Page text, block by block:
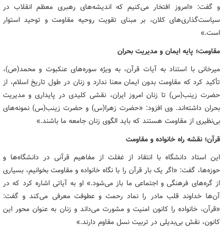
و گفت: «امروز افتخار می‌کنیم که اندیشه‌های رهبری معظم انقلاب در
سیاست‌گذاری‌های کلان، بر مبنای تقویت روحیه مقاومت و توحید استوار
است.»
مقاومت؛ پایه ایمان و مدیریت بحران
میرخانی با استناد به آیات قرآن، به ویژه سوره‌های عنکبوت و محمد(ص)،
تأکید کرد که مقاومت بدون ایمان معنا ندارد و زنان در طول تاریخ اسلام، از
حضرت زینب(س) تا زنان امروز ایران، نقشی کلیدی در پایداری و مدیریت
بحران داشته‌اند. وی افزود: «حضرت زهرا(س) و حضرت زینب(س) نمونه‌های
بی‌نظیری از مقاومت هستند که باید الگوی زنان جامعه ما باشند.»
قرآن؛ نقشه راه خانواده و مقاومت
این استاد دانشگاه با انتقاد از غفلت از مفاهیم قرآنی در دانشگاه‌ها و
حوزه‌ها، گفت: «اگر یک بار قرآن را با نگاه خانواده و مقاومت بخوانیم، بسیاری
از گره‌های فرهنگی و اجتماعی ما باز می‌شود.» او به آیاتی اشاره کرد که در
آن‌ها خداوند قلب مادر را نماد رحمت و عطوفت معرفی می‌کند و گفت:
«قرآن، خانواده را کانون امنیت و مشورت می‌داند و زنان به عنوان محور این
کانون، نقش بی‌بدیلی در تربیت نسل مقاوم دارند.»